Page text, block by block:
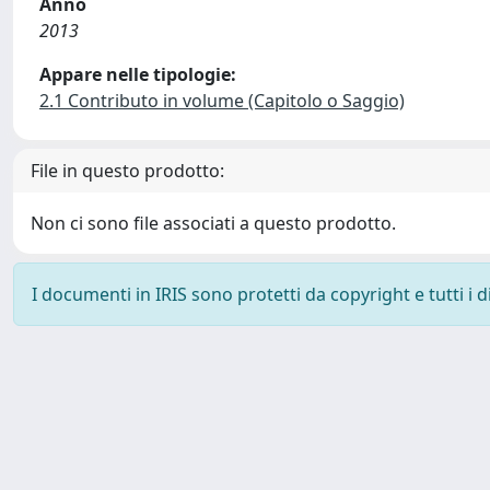
2013
Appare nelle tipologie:
2.1 Contributo in volume (Capitolo o Saggio)
File in questo prodotto:
Non ci sono file associati a questo prodotto.
I documenti in IRIS sono protetti da copyright e tutti i